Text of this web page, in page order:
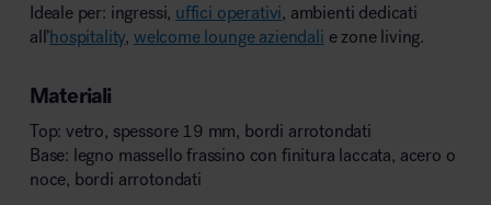
Ideale per: ingressi, uffici operativi, ambienti dedicati
all’hospitality, welcome lounge aziendali e zone living.
Materiali
Top: vetro, spessore 19 mm, bordi arrotondati
Base: legno massello frassino con finitura laccata, acero o
noce, bordi arrotondati